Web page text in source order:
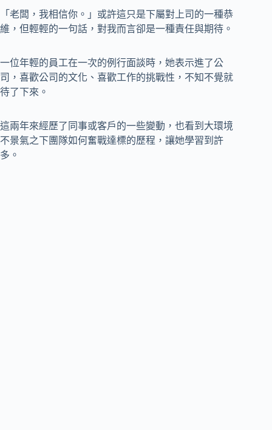
「老闆，我相信你。」或許這只是下屬對上司的一種恭
維，但輕輕的一句話，對我而言卻是一種責任與期待。
一位年輕的員工在一次的例行面談時，她表示進了公
司，喜歡公司的文化、喜歡工作的挑戰性，不知不覺就
待了下來。
這兩年來經歷了同事或客戶的一些變動，也看到大環境
不景氣之下團隊如何奮戰達標的歷程，讓她學習到許
多。